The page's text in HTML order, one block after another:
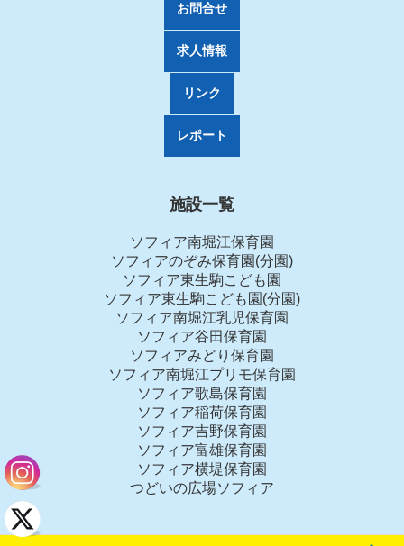
お問合せ
求人情報
リンク
レポート
施設一覧
ソフィア南堀江保育園
ソフィアのぞみ保育園(分園)
ソフィア東生駒こども園
ソフィア東生駒こども園(分園)
ソフィア南堀江乳児保育園
ソフィア谷田保育園
ソフィアみどり保育園
ソフィア南堀江プリモ保育園
ソフィア歌島保育園
ソフィア稲荷保育園
ソフィア吉野保育園
ソフィア富雄保育園
ソフィア横堤保育園
つどいの広場ソフィア